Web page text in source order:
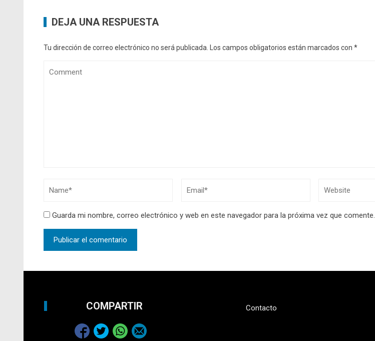
DEJA UNA RESPUESTA
Tu dirección de correo electrónico no será publicada. Los campos obligatorios están marcados con *
Guarda mi nombre, correo electrónico y web en este navegador para la próxima vez que comente.
COMPARTIR Contacto